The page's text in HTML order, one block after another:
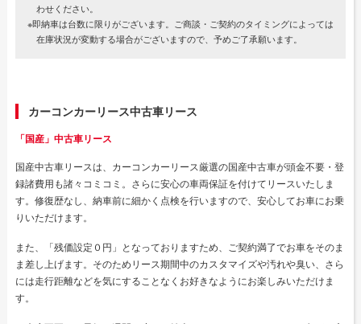
わせください。
※即納車は台数に限りがございます。ご商談・ご契約のタイミングによっては
在庫状況が変動する場合がございますので、予めご了承願います。
カーコンカーリース中古車リース
「国産」中古車リース
国産中古車リースは、カーコンカーリース厳選の国産中古車が頭金不要・登
録諸費用も諸々コミコミ。さらに安心の車両保証を付けてリースいたしま
す。修復歴なし、納車前に細かく点検を行いますので、安心してお車にお乗
りいただけます。
また、「残価設定０円」となっておりますため、ご契約満了でお車をそのま
ま差し上げます。そのためリース期間中のカスタマイズや汚れや臭い、さら
には走行距離などを気にすることなくお好きなようにお楽しみいただけま
す。